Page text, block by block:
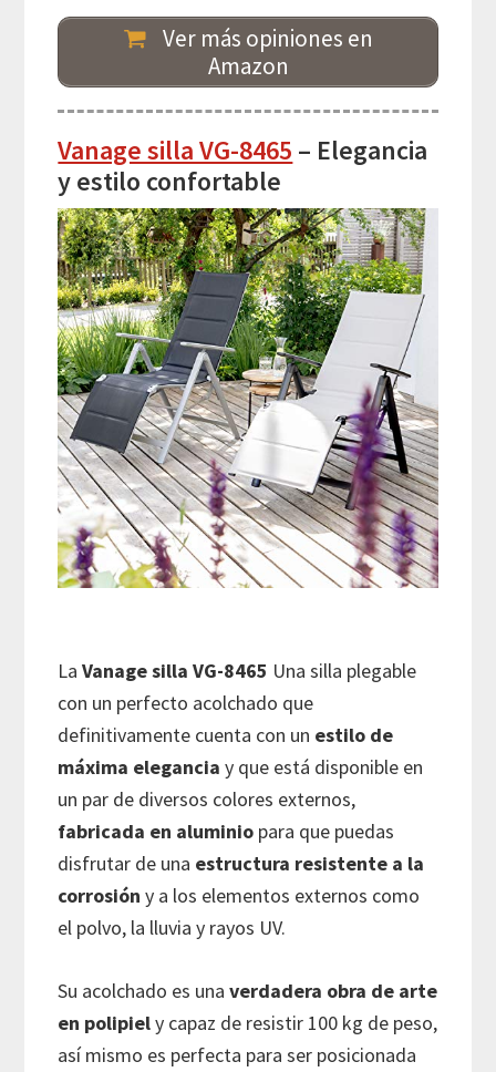
Ver más opiniones en
Amazon
Vanage silla VG-8465 – Elegancia
y estilo confortable
LaVanage silla VG-8465 Una silla plegable
con un perfecto acolchado que
definitivamente cuenta con un estilo de
máxima elegancia y que está disponible en
un par de diversos colores externos,
fabricada en aluminio para que puedas
disfrutar de una estructura resistente a la
corrosión y a los elementos externos como
el polvo, la lluvia y rayos UV.
Su acolchado es unaverdadera obra de arte
en polipiely capaz de resistir 100 kg de peso,
así mismo es perfecta para ser posicionada